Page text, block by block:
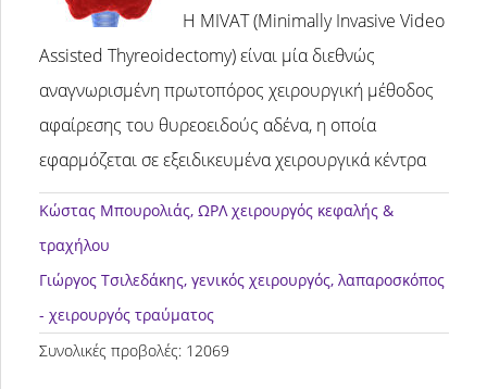
Η MIVAT (Minimally Invasive Video
Assisted Thyreoidectomy) είναι μία διεθνώς
αναγνωρισμένη πρωτοπόρος χειρουργική μέθοδος
αφαίρεσης του θυρεοειδούς αδένα, η οποία
εφαρμόζεται σε εξειδικευμένα χειρουργικά κέντρα
Κώστας Μπουρολιάς, ΩΡΛ χειρουργός κεφαλής &
τραχήλου
Γιώργος Τσιλεδάκης, γενικός χειρουργός, λαπαροσκόπος
- χειρουργός τραύματος
Συνολικές προβολές: 12069